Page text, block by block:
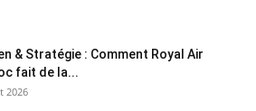
& Stratégie : Comment Royal Air
fait de la...
2026